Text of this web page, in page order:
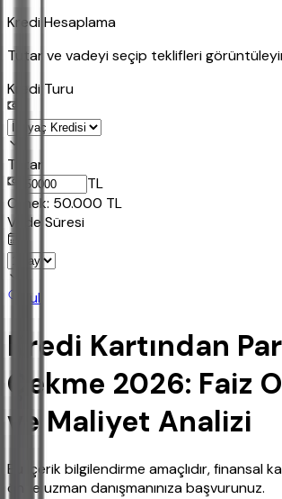
Kredi Hesaplama
Tutar ve vadeyi seçip teklifleri
Kredi Turu
Tutar
TL
Ornek: 50.000 TL
Vade Süresi
Bul
Kredi Kartından
Çekme 2026: Faiz
ve Maliyet Analizi
Bu içerik bilgilendirme amaçlıdır, finansal
önce uzman danışmanınıza başvurunuz.